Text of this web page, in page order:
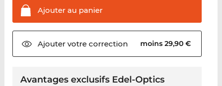
Ajouter au panier
Ajouter votrecorrection moins 29,90 €
Avantages exclusifs Edel-Optics